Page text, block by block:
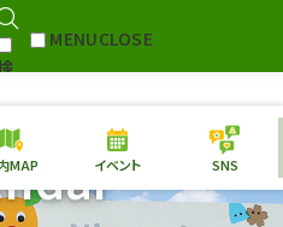
MENUCLOSE
本日の開園情報 チケ
MAP イベント SNS